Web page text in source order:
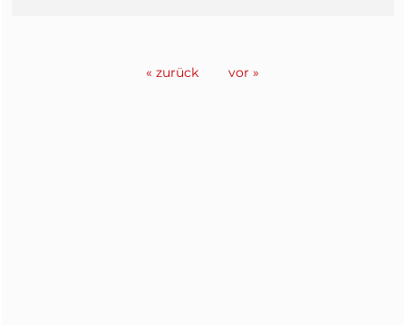
« zurück vor »